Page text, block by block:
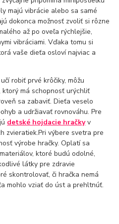
majú vibrácie alebo sa samé
dokonca možnosť zvoliť si rôzne
až po oveľa rýchlejšie,
vibráciami. Vďaka tomu si
vaše dieťa osloví najviac a
robiť prvé krôčiky, môžu
má schopnosť urýchliť
sa zabaviť. Dieťa veselo
a udržiavať rovnováhu. Pre
detské hojdacie hračkyv
zvieratiek.Pri výbere svetra pre
výrobe hračky. Oplatí sa
ktoré budú odolné,
látky pre zdravie
skontrolovať, či hračka nemá
mohlo vziať do úst a prehltnúť.